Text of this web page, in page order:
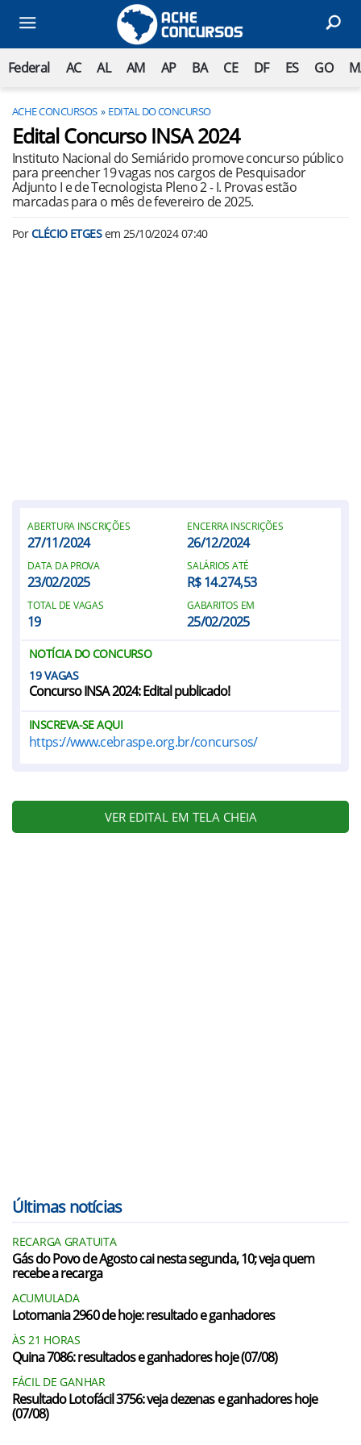
Federal AC AL AM AP BA CE DF ES GO
ACHE CONCURSOS EDITAL DO CONCURSO
Edital Concurso INSA 2024
Instituto Nacional do Semiárido promove concurso público
para preencher 19 vagas nos cargos de Pesquisador
Adjunto I e de Tecnologista Pleno 2 - I. Provas estão
marcadas para o mês de fevereiro de 2025.
PorCLÉCIO ETGESem 25/10/2024 07:40
ABERTURA INSCRIÇÕES
27/11/2024
ENCERRA INSCRIÇÕES
26/12/2024
DATA DA PROVA
23/02/2025
SALÁRIOS ATÉ
R$ 14.274,53
TOTAL DE VAGAS
19
GABARITOS EM
25/02/2025
NOTÍCIA DO CONCURSO
19
Concurso INSA 2024: Edital publicado!
INSCREVA-SE AQUI
https://www.cebraspe.org.br/concursos/
VER EDITAL EM TELA CHEIA
Últimas notícias
RECARGA GRATUITA
Gás do Povo de Agosto cai nesta segunda, 10; veja quem
recebe a recarga
ACUMULADA
Lotomania 2960 de hoje: resultado e ganhadores
ÀS 21 HORAS
Quina 7086: resultados e ganhadores hoje (07/08)
FÁCIL DE GANHAR
Resultado Lotofácil 3756: veja dezenas e ganhadores hoje
(07/08)